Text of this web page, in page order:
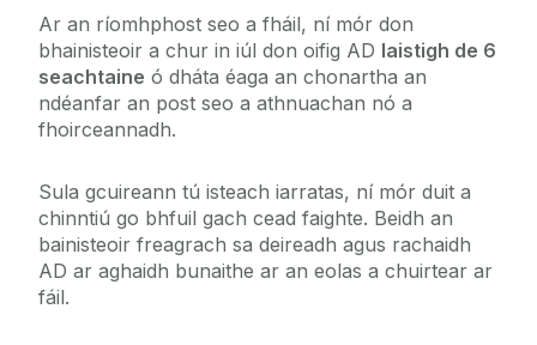
I rith na Fostaíochta
Earcaíocht agus Roghnúchán
Folláine Fostaithe
Core Portal
Ar an ríomhphost seo a fháil, ní mór don
bhainisteoir a chur in iúl don oifig AD laistigh de 6
seachtaine ó dháta éaga an chonartha an
ndéanfar an post seo a athnuachan nó a
fhoirceannadh.
Sula gcuireann tú isteach iarratas, ní mór duit a
chinntiú go bhfuil gach cead faighte. Beidh an
bainisteoir freagrach sa deireadh agus rachaidh
AD ar aghaidh bunaithe ar an eolas a chuirtear ar
fáil.